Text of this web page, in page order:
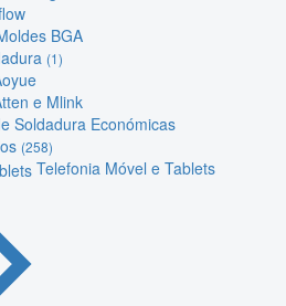
BGA
(1)
e Mlink
Soldadura Económicas
(258)
Telefonia Móvel e Tablets